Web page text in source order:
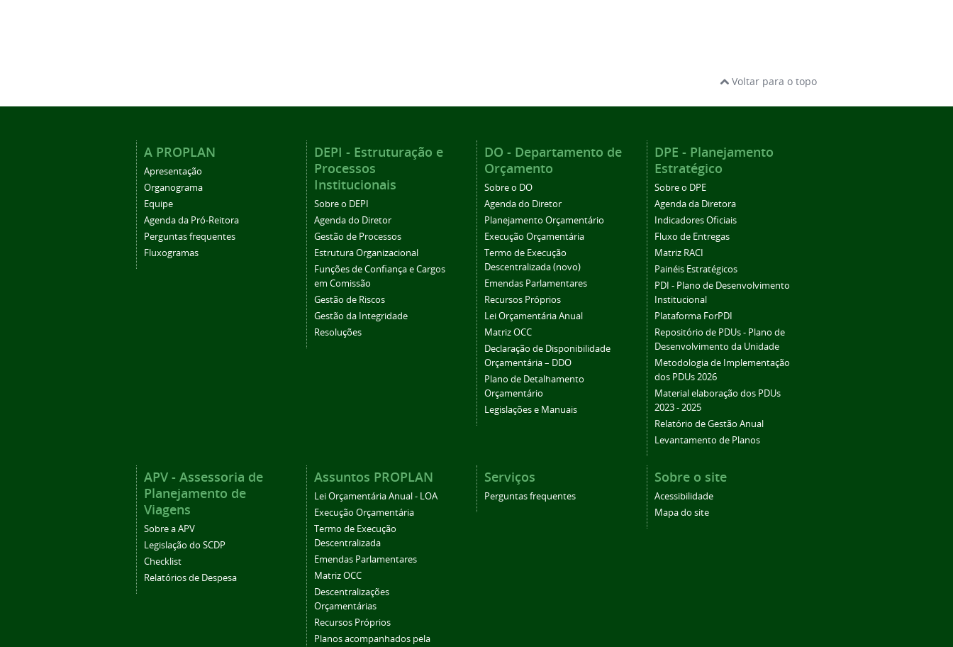
Voltar para o topo
A PROPLAN
Apresentação
Organograma
Equipe
Agenda da Pró-Reitora
Perguntas frequentes
Fluxogramas
DEPI - Estruturação e
Processos
Institucionais
Sobre o DEPI
Agenda do Diretor
Gestão de Processos
Estrutura Organizacional
Funções de Confiança e Cargos
em Comissão
Gestão de Riscos
Gestão da Integridade
Resoluções
DO - Departamento de
Orçamento
Sobre o DO
Agenda do Diretor
Planejamento Orçamentário
Execução Orçamentária
Termo de Execução
Descentralizada (novo)
Emendas Parlamentares
Recursos Próprios
Lei Orçamentária Anual
Matriz OCC
Declaração de Disponibilidade
Orçamentária – DDO
Plano de Detalhamento
Orçamentário
Legislações e Manuais
DPE - Planejamento
Estratégico
Sobre o DPE
Agenda da Diretora
Indicadores Oficiais
Fluxo de Entregas
Matriz RACI
Painéis Estratégicos
PDI - Plano de Desenvolvimento
Institucional
Plataforma ForPDI
Repositório de PDUs - Plano de
Desenvolvimento da Unidade
Metodologia de Implementação
dos PDUs 2026
Material elaboração dos PDUs
2023 - 2025
Relatório de Gestão Anual
Levantamento de Planos
APV - Assessoria de
Planejamento de
Viagens
Sobre a APV
Legislação do SCDP
Checklist
Relatórios de Despesa
Assuntos PROPLAN
Lei Orçamentária Anual - LOA
Execução Orçamentária
Termo de Execução
Descentralizada
Emendas Parlamentares
Matriz OCC
Descentralizações
Orçamentárias
Recursos Próprios
Planos acompanhados pela
Serviços
Perguntas frequentes
Sobre o site
Acessibilidade
Mapa do site